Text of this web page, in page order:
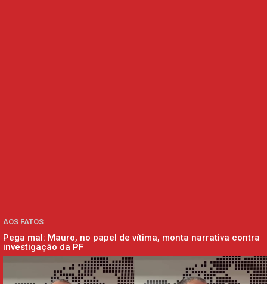
AOS FATOS
Pega mal: Mauro, no papel de vítima, monta narrativa contra
investigação da PF